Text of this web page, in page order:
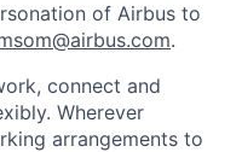
of Airbus to
.
connect and
Wherever
arrangements to